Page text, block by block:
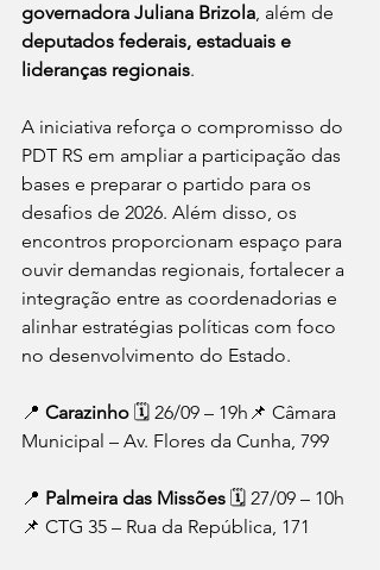
governadora Juliana Brizola, além de
deputados federais, estaduais e
lideranças regionais.
A iniciativa reforça o compromisso do
PDT RS em ampliar a participação das
bases e preparar o partido para os
desafios de 2026. Além disso, os
encontros proporcionam espaço para
ouvir demandas regionais, fortalecer a
integração entre as coordenadorias e
alinhar estratégias políticas com foco
no desenvolvimento do Estado.
📍 Carazinho 🗓️ 26/09 – 19h📌 Câmara
Municipal – Av. Flores da Cunha, 799
📍 Palmeira das Missões 🗓️ 27/09 – 10h
📌 CTG 35 – Rua da República, 171